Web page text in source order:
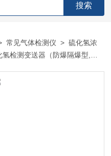
常见气体检测仪 >硫化氢浓
检测变送器（防爆隔爆型,现